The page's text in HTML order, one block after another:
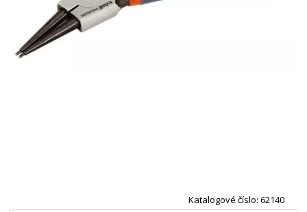
Katalogové číslo: 62140